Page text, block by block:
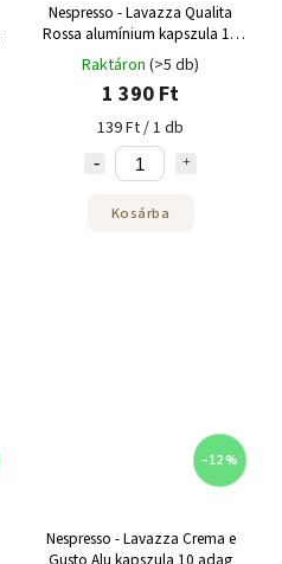
Nespresso - Lavazza Qualita
Rossa alumínium kapszula 10
adag
Raktáron (>5 db)
1 390 Ft
139 Ft / 1 db
Kosárba
–12 %
Nespresso - Lavazza Crema e